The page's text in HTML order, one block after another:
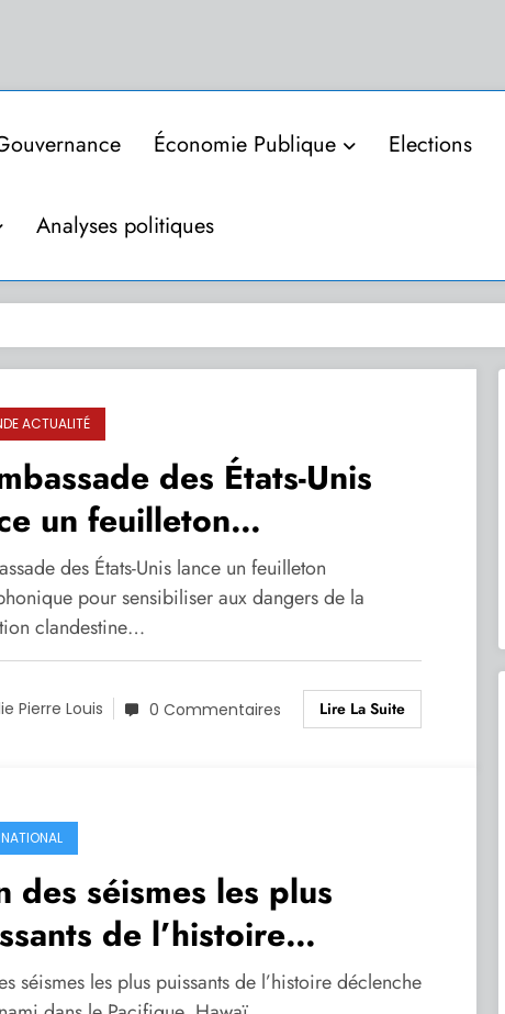
Économie Publique Elections
Analyses politiques
ACTUALITÉ
des États-Unis
un feuilleton
pour sensibiliser
dangers de la migration
des États-Unis lance un feuilleton
pour sensibiliser aux dangers de la
clandestine…
Pierre Louis 0 Commentaires Lire La Suite
des séismes les plus
de l’histoire
un tsunami dans le
séismes les plus puissants de l’histoire déclenche